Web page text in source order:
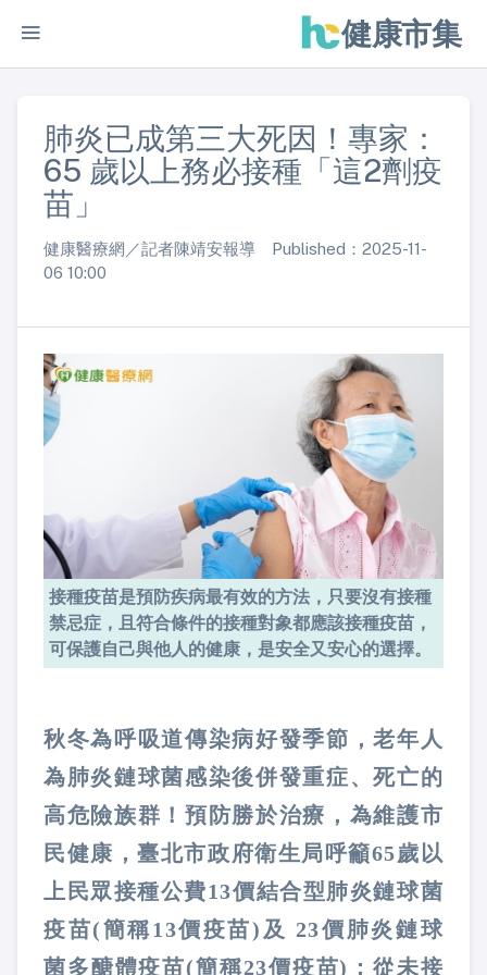
健康市集
肺炎已成第三大死因！專家：
65 歲以上務必接種「這2劑疫
苗」
健康醫療網／記者陳靖安報導 Published：2025-11-
06 10:00
接種疫苗是預防疾病最有效的方法，只要沒有接種
禁忌症，且符合條件的接種對象都應該接種疫苗，
可保護自己與他人的健康，是安全又安心的選擇。
秋冬為呼吸道傳染病好發季節，老年人
為肺炎鏈球菌感染後併發重症、死亡的
高危險族群！預防勝於治療，為維護市
民健康，臺北市政府衛生局呼籲65歲以
上民眾接種公費13價結合型肺炎鏈球菌
疫苗(簡稱13價疫苗)及 23價肺炎鏈球
菌多醣體疫苗(簡稱23價疫苗)；從未接